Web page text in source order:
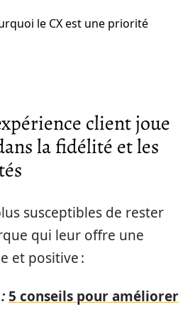
le CX est une priorité
client joue
la fidélité et les
susceptibles de rester
qui leur offre une
et positive :
5 conseils pour améliorer